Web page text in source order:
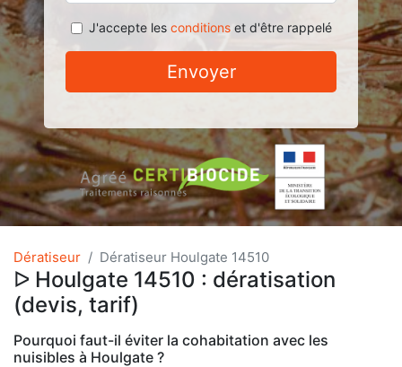
J'accepte les conditionset d'être rappelé
Envoyer
Dératiseur Dératiseur Houlgate 14510
ᐅ Houlgate 14510 : dératisation
(devis, tarif)
Pourquoi faut-il éviter la cohabitation avec les
nuisibles à Houlgate ?